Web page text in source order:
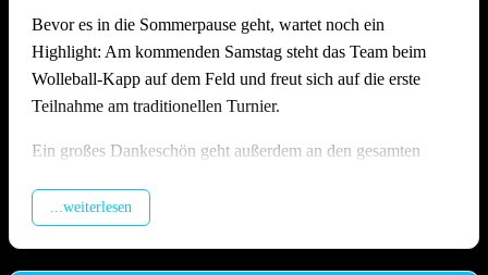
wurde von vielen Seiten ausdrücklich gelobt. Ein besonderes
Dankeschön gilt hier unserem AbteilungsleiterMatthias
Höll, der die Bewirtung am Grill mit großem Einsatz
organisiert und durchgeführt hat – ohne ihn wäre das leibliche
und Spielfreude dabei waren. Und natürlich an alle
Helferinnen und Helfer, ohne die ein Turnier in dieser Form
schlicht nicht möglich wäre.
Bevor es in die Sommerpause geht, wartet noch ein
Highlight: Am kommenden Samstag steht das Team beim
Wolleball-Kapp auf dem Feld und freut sich auf die erste
Teilnahme am traditionellen Turnier.
Ein großes Dankeschön geht außerdem an den gesamten
Schröer, Aldi Fiolka und Jonathan Höll, die vor dem
Heimspieltag alle Hände voll zu tun hatten. Und natürlich
...weiterlesen